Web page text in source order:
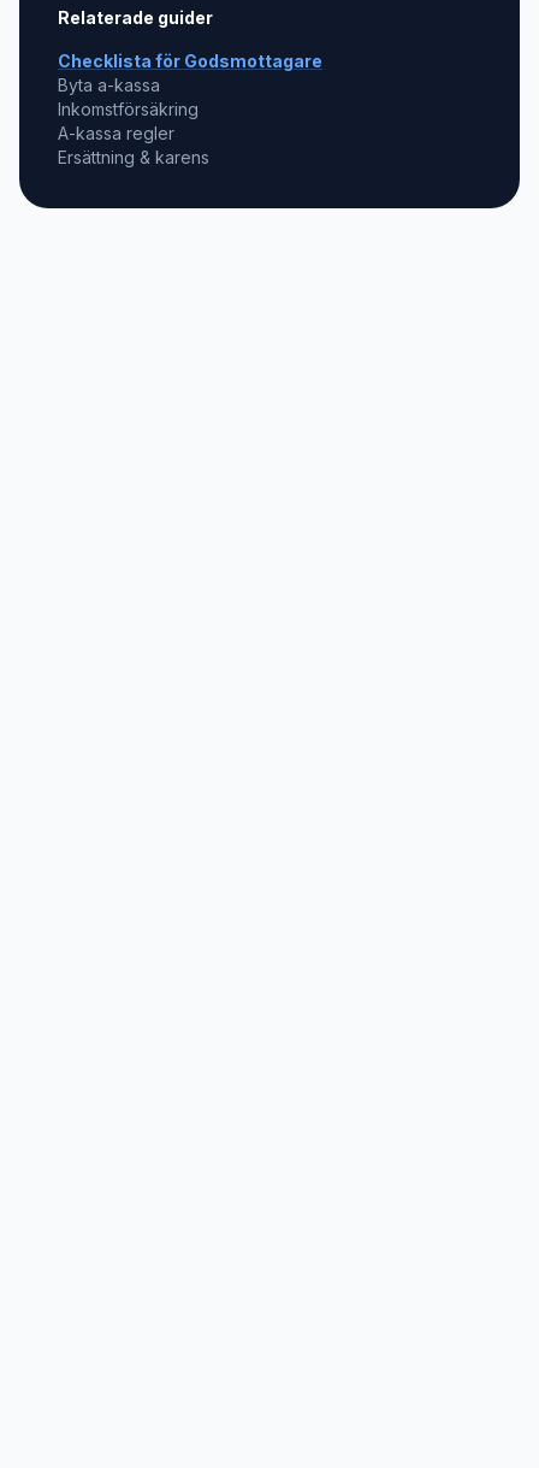
Relaterade guider
Checklista för Godsmottagare
Byta a-kassa
Inkomstförsäkring
A-kassa regler
Ersättning & karens